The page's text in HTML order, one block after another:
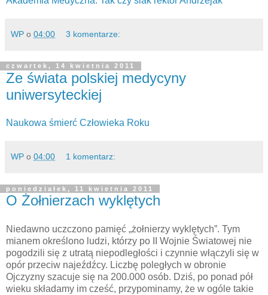
WP o 04:00 3 komentarze:
czwartek, 14 kwietnia 2011
Ze świata polskiej medycyny
uniwersyteckiej
Naukowa śmierć Człowieka Roku
WP o 04:00 1 komentarz:
poniedziałek, 11 kwietnia 2011
O Żołnierzach wyklętych
Niedawno uczczono pamięć „żołnierzy wyklętych”. Tym
mianem określono ludzi, którzy po II Wojnie Światowej nie
pogodzili się z utratą niepodległości i czynnie włączyli się w
opór przeciw najeźdźcy. Liczbę poległych w obronie
Ojczyzny szacuje się na 200.000 osób. Dziś, po ponad pół
wieku składamy im cześć, przypominamy, że w ogóle takie